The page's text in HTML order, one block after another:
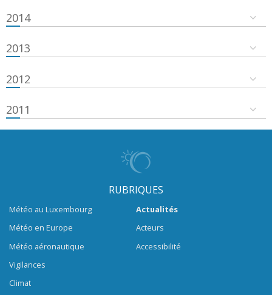
2014
2013
2012
2011
RUBRIQUES
Météo au Luxembourg
Météo en Europe
Météo aéronautique
Vigilances
Climat
Actualités
Acteurs
Accessibilité